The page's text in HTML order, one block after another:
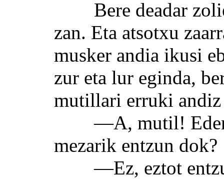
Bere deadar
zan. Eta atsotxu
musker andia ikusi
zur eta lur eginda,
mutillari erruki andiz
—A, mutil! Ederra
mezarik entzun dok?
—Ez, eztot